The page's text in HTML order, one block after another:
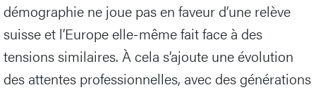
démographie ne joue pas en faveur d’une relève
suisse et l’Europe elle-même fait face à des
tensions similaires. À cela s’ajoute une évolution
des attentes professionnelles, avec des générations